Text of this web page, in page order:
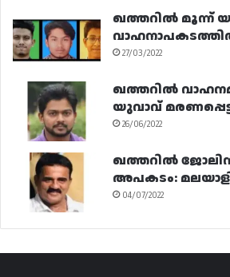
ഖത്തറിൽ മൂന്ന്
27/03/2022
ഖത്തറിൽ
യുവാവ്
26/06/2022
ഖത്തറിൽ
അപകടം:
04/07/2022